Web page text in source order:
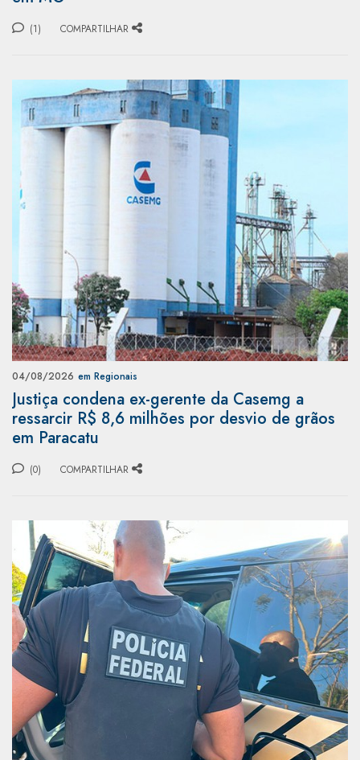
(1) COMPARTILHAR
04/08/2026 em Regionais
Justiça condena ex-gerente da Casemg a
ressarcir R$ 8,6 milhões por desvio de grãos
em Paracatu
(0) COMPARTILHAR